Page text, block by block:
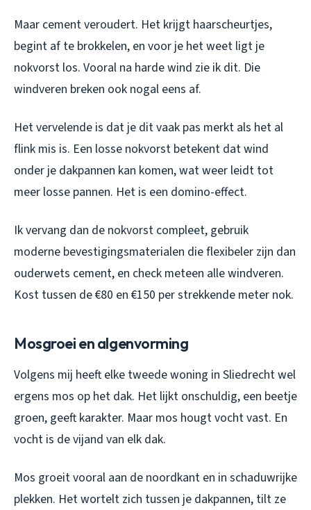
Maar cement veroudert. Het krijgt haarscheurtjes,
begint af te brokkelen, en voor je het weet ligt je
nokvorst los. Vooral na harde wind zie ik dit. Die
windveren breken ook nogal eens af.
Het vervelende is dat je dit vaak pas merkt als het al
flink mis is. Een losse nokvorst betekent dat wind
onder je dakpannen kan komen, wat weer leidt tot
meer losse pannen. Het is een domino-effect.
Ik vervang dan de nokvorst compleet, gebruik
moderne bevestigingsmaterialen die flexibeler zijn dan
ouderwets cement, en check meteen alle windveren.
Kost tussen de €80 en €150 per strekkende meter nok.
Mosgroei en algenvorming
Volgens mij heeft elke tweede woning in Sliedrecht wel
ergens mos op het dak. Het lijkt onschuldig, een beetje
groen, geeft karakter. Maar mos hougt vocht vast. En
vocht is de vijand van elk dak.
Mos groeit vooral aan de noordkant en in schaduwrijke
plekken. Het wortelt zich tussen je dakpannen, tilt ze